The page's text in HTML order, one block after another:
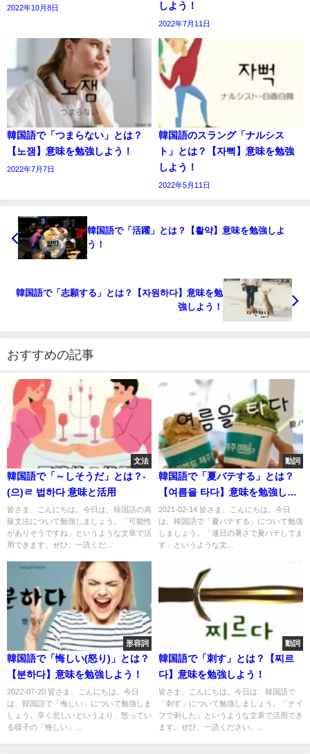
2022年10月8日
しよう！
2022年7月11日
韓国語で「つまらない」とは？
【노잼】意味を勉強しよう！
2022年7月7日
韓国語のスラング「ナルシス
ト」とは？【자뻑】意味を勉強
しよう！
2022年5月11日
韓国語で「活躍」とは？【활약】意味を勉強しよ
う！
韓国語で「志願する」とは？【자원하다】意味を勉
強しよう！
おすすめの記事
文法
韓国語で「～しそうだ」とは？-
(으)ㄹ 법하다 意味と活用
皆さま、こんにちは。今日は、韓国語の高
級文法について勉強しましょう。「可能性
がありそうですね」というような文章で活
用できます。ぜひ、一読くだ...
動詞
韓国語で「夏バテする」とは？
【여름을 타다】意味を勉強しよ
う！
2021-02-14 皆さま、こんにちは。今日
は、韓国語で「夏バテする」について勉強
しましょう。「連日の暑さで夏バテしてま
す」というような文...
形容詞
韓国語で「悔しい(怒り)」とは？
【분하다】意味を勉強しよう！
2022-07-20 皆さま、こんにちは。今日
は、韓国語で「悔しい」について勉強しま
しょう。辛く悲しいというより、怒ってい
る様子の「悔しい」...
動詞
韓国語で「刺す」とは？【찌르
다】意味を勉強しよう！
皆さま、こんにちは。今日は、韓国語で
「刺す」について勉強しましょう。「ナイ
フで刺した」というような文章で活用でき
ます。ぜひ、一読ください。...